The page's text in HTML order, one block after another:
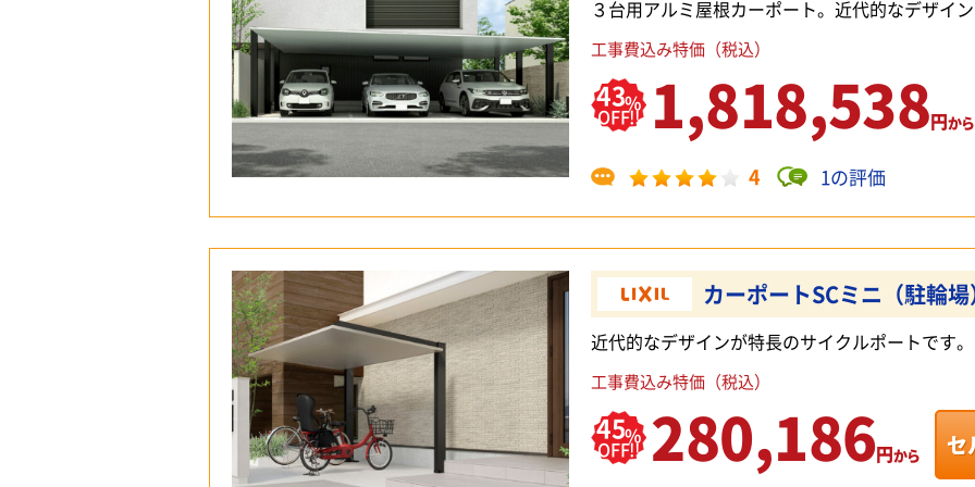
３台用アルミ屋根カーポート。近代的なデザイ
工事費込み特価（税込）
43%
OFF!! 1,818,538円から
4 1の評価
カーポートSCミニ（駐輪
近代的なデザインが特長のサイクルポートです。
工事費込み特価（税込）
45%
OFF!! 280,186円から セ